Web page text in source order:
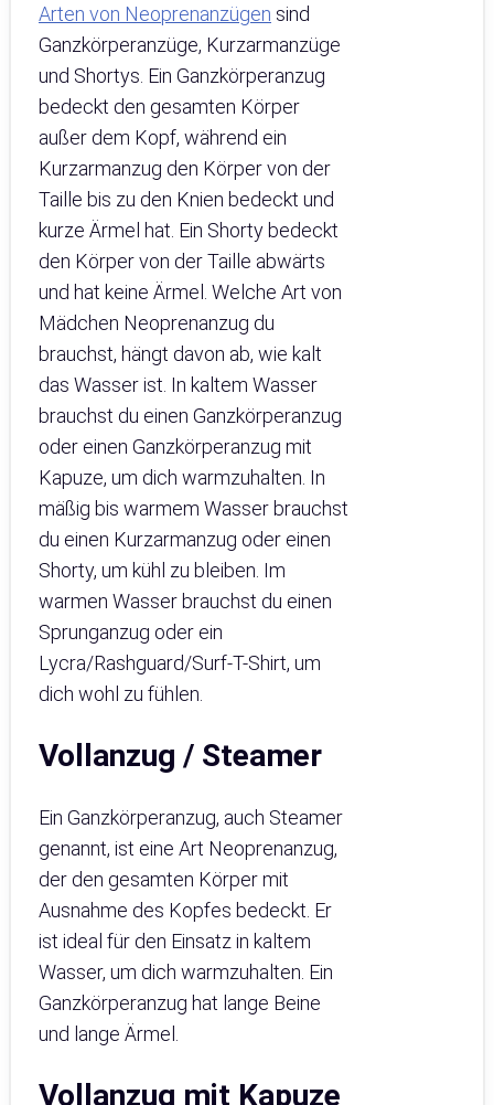
Arten von Neoprenanzügen sind
Ganzkörperanzüge, Kurzarmanzüge
und Shortys. Ein Ganzkörperanzug
bedeckt den gesamten Körper
außer dem Kopf, während ein
Kurzarmanzug den Körper von der
Taille bis zu den Knien bedeckt und
kurze Ärmel hat. Ein Shorty bedeckt
den Körper von der Taille abwärts
und hat keine Ärmel. Welche Art von
Mädchen Neoprenanzug du
brauchst, hängt davon ab, wie kalt
das Wasser ist. In kaltem Wasser
brauchst du einen Ganzkörperanzug
oder einen Ganzkörperanzug mit
Kapuze, um dich warmzuhalten. In
mäßig bis warmem Wasser brauchst
du einen Kurzarmanzug oder einen
Shorty, um kühl zu bleiben. Im
warmen Wasser brauchst du einen
Sprunganzug oder ein
Lycra/Rashguard/Surf-T-Shirt, um
dich wohl zu fühlen.
Vollanzug / Steamer
Ein Ganzkörperanzug, auch Steamer
genannt, ist eine Art Neoprenanzug,
der den gesamten Körper mit
Ausnahme des Kopfes bedeckt. Er
ist ideal für den Einsatz in kaltem
Wasser, um dich warmzuhalten. Ein
Ganzkörperanzug hat lange Beine
und lange Ärmel.
Vollanzug mit Kapuze